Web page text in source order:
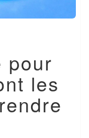
pour
les